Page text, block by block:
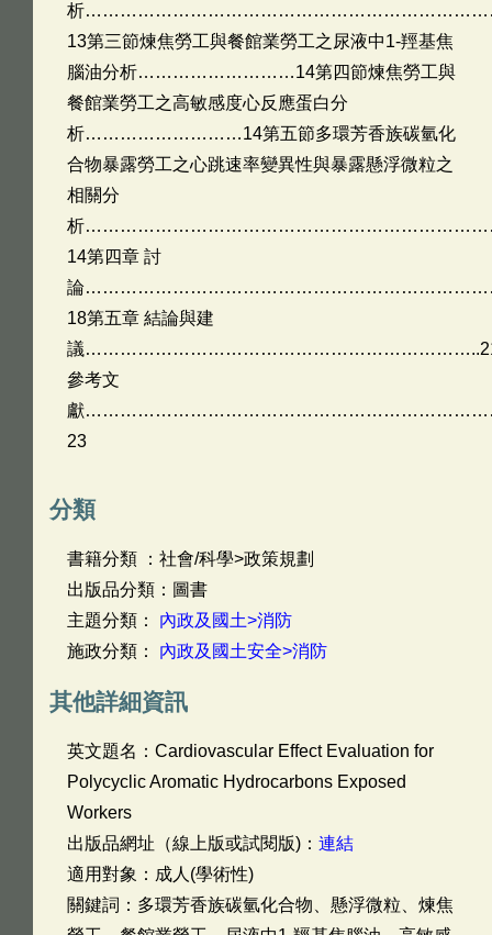
析
13第三節煉焦勞工與餐館業勞工之尿液中1-羥基焦
腦油分析………………………14第四節煉焦勞工與
餐館業勞工之高敏感度心反應蛋白分
析………………………14第五節多環芳香族碳氫化
合物暴露勞工之心跳速率變異性與暴露懸浮微粒之
相關分
析
14第四章 討
論
18第五章 結論與建
議
參考文
獻
23
分類
書籍分類 ：社會/科學>政策規劃
出版品分類：圖書
主題分類： 內政及國土>消防
施政分類： 內政及國土安全>消防
其他詳細資訊
英文題名： Cardiovascular Effect Evaluation for
Polycyclic Aromatic Hydrocarbons Exposed
Workers
出版品網址（線上版或試閱版)： 連結
適用對象：成人(學術性)
關鍵詞：多環芳香族碳氫化合物、懸浮微粒、煉焦